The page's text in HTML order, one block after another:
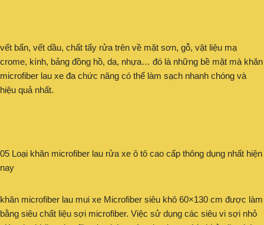
vết bẩn, vết dầu, chất tẩy rửa trên về mặt sơn, gỗ, vật liệu mạ
crome, kính, bảng đồng hồ, da, nhựa… đó là những bề mặt mà khăn
microfiber lau xe đa chức năng có thể làm sạch nhanh chóng và
hiệu quả nhất.
05 Loại khăn microfiber lau rửa xe ô tô cao cấp thông dụng nhất hiện
nay
khăn microfiber lau mui xe Microfiber siêu khô 60×130 cm được làm
bằng siêu chất liệu sợi microfiber. Việc sử dụng các siêu vi sợi nhỏ